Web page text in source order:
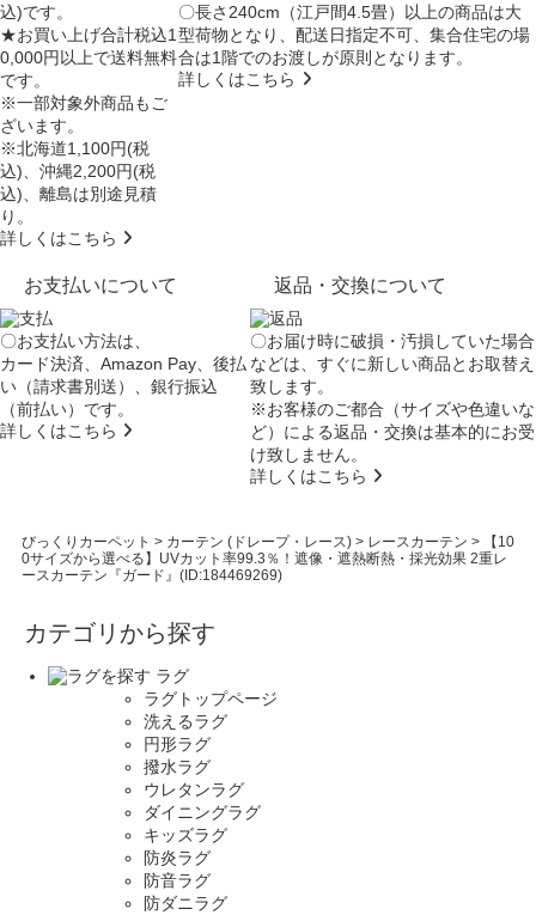
込)です。
★お買い上げ合計税込1
0,000円以上で送料無料
です。
※一部対象外商品もご
ざいます。
※北海道1,100円(税
込)、沖縄2,200円(税
込)、離島は別途見積
り。
詳しくはこちら
〇長さ240cm（江戸間4.5畳）以上の商品は大
型荷物となり、配送日指定不可、集合住宅の場
合は1階でのお渡しが原則となります。
詳しくはこちら
お支払いについて
〇お支払い方法は、
カード決済、Amazon Pay、後払
い（請求書別送）、銀行振込
（前払い）です。
詳しくはこちら
返品・交換について
〇お届け時に破損・汚損していた場合
などは、すぐに新しい商品とお取替え
致します。
※お客様のご都合（サイズや色違いな
ど）による返品・交換は基本的にお受
け致しません。
詳しくはこちら
びっくりカーペット > カーテン (ドレープ・レース)> レースカーテン >
【10
0サイズから選べる】UVカット率99.3％！遮像・遮熱断熱・採光効果 2重レ
ースカーテン『ガード』(ID:184469269)
カテゴリから探す
ラグ
ラグトップページ
洗えるラグ
円形ラグ
撥水ラグ
ウレタンラグ
ダイニングラグ
キッズラグ
防炎ラグ
防音ラグ
防ダニラグ